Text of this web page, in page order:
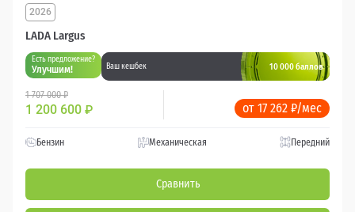
LADA Largus
2026
Есть предложение?
Улучшим! Ваш кешбек 10 000 баллов
1 707 000 ₽
1 200 600 ₽ от 17 262 ₽/мес
Бензин Механическая Передний
Сравнить